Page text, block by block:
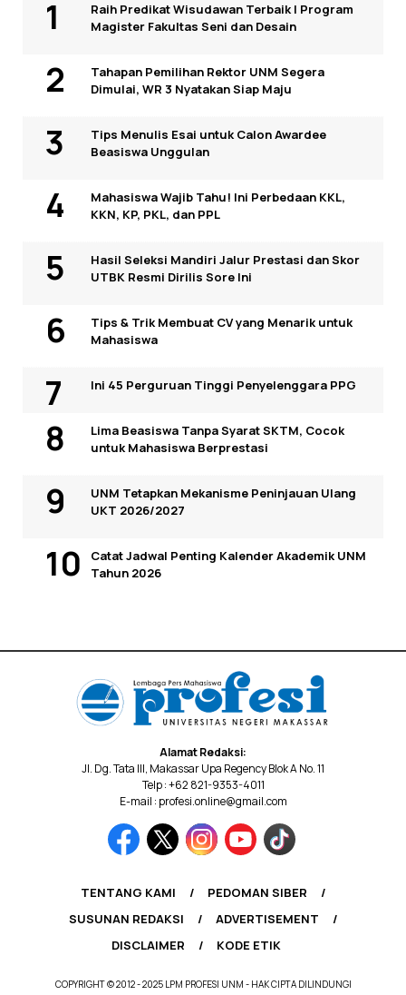
Raih Predikat Wisudawan Terbaik I Program
Magister Fakultas Seni dan Desain
Tahapan Pemilihan Rektor UNM Segera
Dimulai, WR 3 Nyatakan Siap Maju
Tips Menulis Esai untuk Calon Awardee
Beasiswa Unggulan
Mahasiswa Wajib Tahu! Ini Perbedaan KKL,
KKN, KP, PKL, dan PPL
Hasil Seleksi Mandiri Jalur Prestasi dan Skor
UTBK Resmi Dirilis Sore Ini
Tips & Trik Membuat CV yang Menarik untuk
Mahasiswa
Ini 45 Perguruan Tinggi Penyelenggara PPG
Lima Beasiswa Tanpa Syarat SKTM, Cocok
untuk Mahasiswa Berprestasi
UNM Tetapkan Mekanisme Peninjauan Ulang
UKT 2026/2027
Catat Jadwal Penting Kalender Akademik UNM
Tahun 2026
Alamat Redaksi:
Jl. Dg. Tata III, Makassar Upa Regency Blok A No. 11
Telp : +62 821-9353-4011
E-mail : profesi.online@gmail.com
TENTANG KAMI
PEDOMAN SIBER
SUSUNAN REDAKSI
ADVERTISEMENT
DISCLAIMER
KODE ETIK
COPYRIGHT © 2012 - 2025 LPM PROFESI UNM - HAK CIPTA DILINDUNGI